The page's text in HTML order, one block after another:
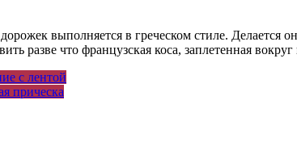
выполняется в греческом стиле.
разве что французская коса, заплетенная
с лентой
прическа